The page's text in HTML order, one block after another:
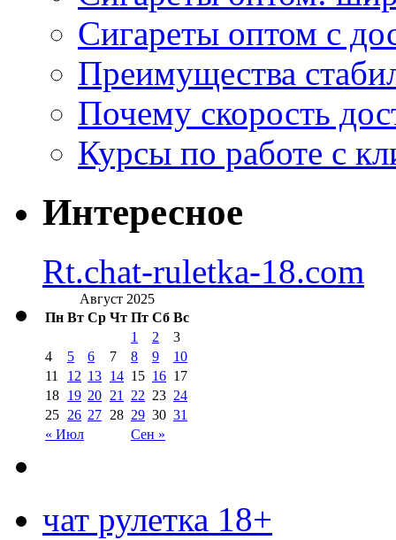
Сигареты оптом с
Преимущества
Почему скорость
Курсы по работе с
Интересное
Rt.chat-ruletka-18.com
Август 2025
Пн Вт Ср Чт Пт Сб Вс
« Июл Сен »
1 2
3
4
5 6 7 8 9
10
11
12 13 14 15 16 17
18 19 20 21 22 23 24
25 26 27 28 29 30 31
чат рулетка 18+